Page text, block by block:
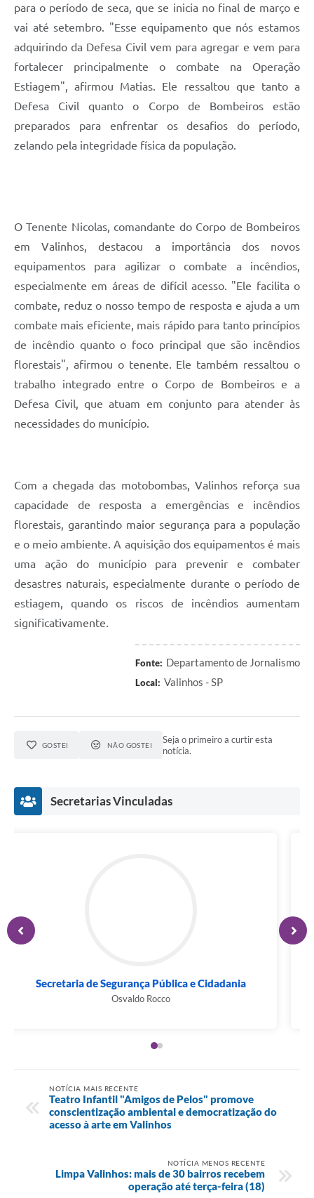
para o período de seca, que se inicia no final de março e
vai até setembro. "Esse equipamento que nós estamos
adquirindo da Defesa Civil vem para agregar e vem para
fortalecer principalmente o combate na Operação
Estiagem", afirmou Matias. Ele ressaltou que tanto a
Defesa Civil quanto o Corpo de Bombeiros estão
preparados para enfrentar os desafios do período,
zelando pela integridade física da população.
O Tenente Nicolas, comandante do Corpo de Bombeiros
em Valinhos, destacou a importância dos novos
equipamentos para agilizar o combate a incêndios,
especialmente em áreas de difícil acesso. "Ele facilita o
combate, reduz o nosso tempo de resposta e ajuda a um
combate mais eficiente, mais rápido para tanto princípios
de incêndio quanto o foco principal que são incêndios
florestais", afirmou o tenente. Ele também ressaltou o
trabalho integrado entre o Corpo de Bombeiros e a
Defesa Civil, que atuam em conjunto para atender às
necessidades do município.
Com a chegada das motobombas, Valinhos reforça sua
capacidade de resposta a emergências e incêndios
florestais, garantindo maior segurança para a população
e o meio ambiente. A aquisição dos equipamentos é mais
uma ação do município para prevenir e combater
desastres naturais, especialmente durante o período de
estiagem, quando os riscos de incêndios aumentam
significativamente.
Fonte: Departamento de Jornalismo
Local: Valinhos - SP
GOSTEI NÃO GOSTEI
Seja o primeiro a curtir esta
notícia.
Secretarias Vinculadas
Secretaria de Segurança Pública e Cidadania
Osvaldo Rocco
NOTÍCIA MAIS RECENTE
Teatro Infantil "Amigos de Pelos" promove
conscientização ambiental e democratização do
acesso à arte em Valinhos
NOTÍCIA MENOS RECENTE
Limpa Valinhos: mais de 30 bairros recebem
operação até terça-feira (18)